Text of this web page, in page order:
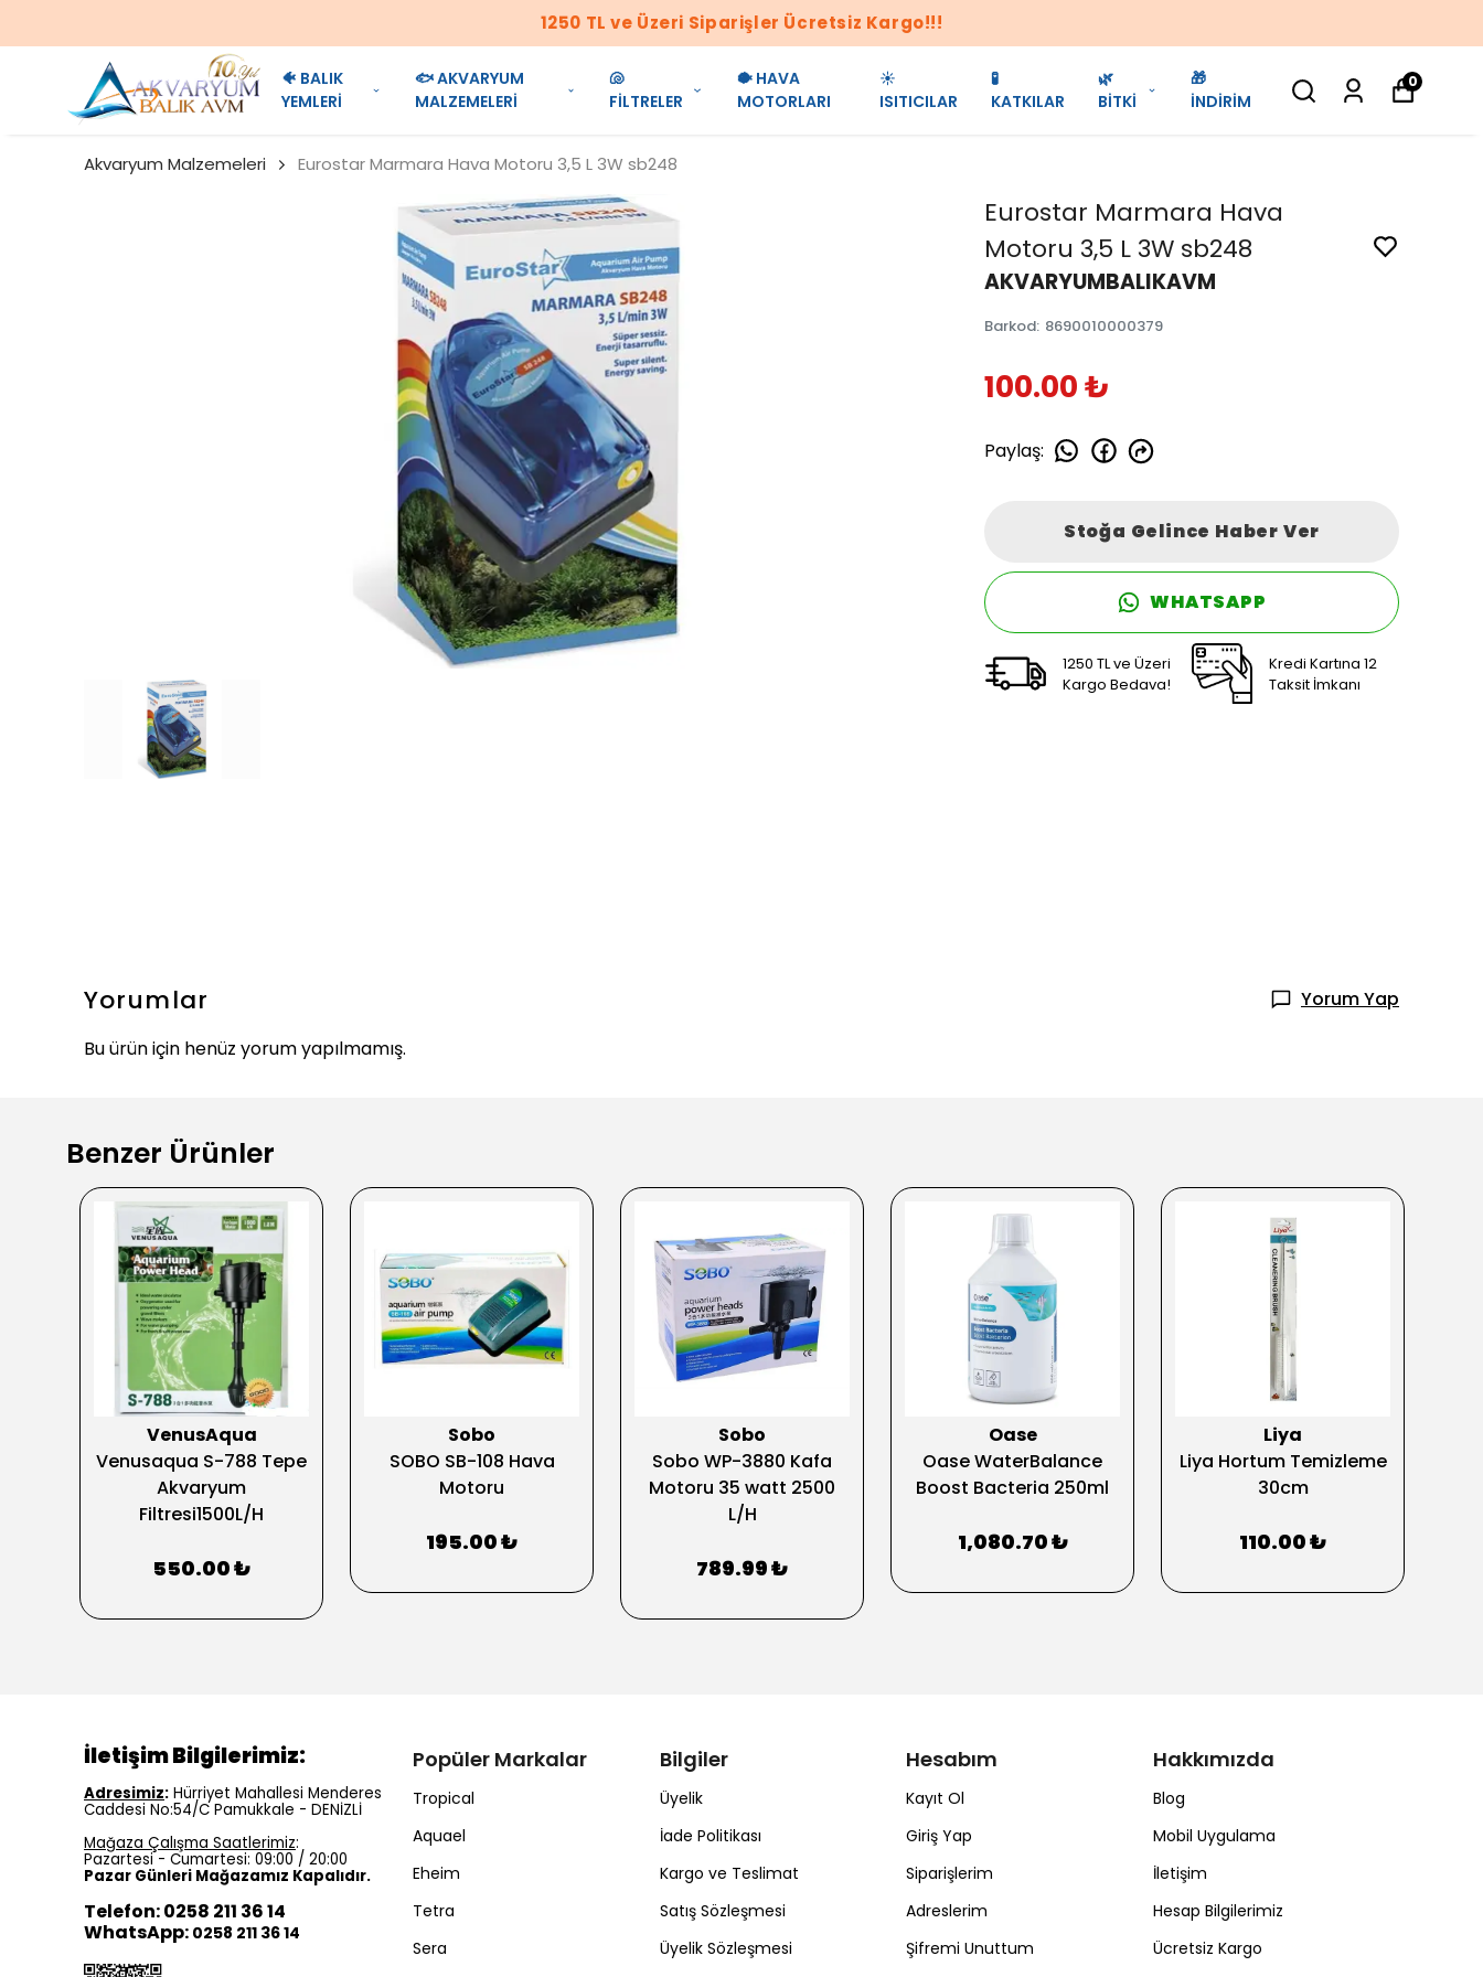
1250 TL ve Üzeri Siparişler Ücretsiz Kargo!!!
🐠 BALIK
YEMLERİ
🐟 AKVARYUM
MALZEMELERİ
🐚
FİLTRELER
🐡 HAVA
MOTORLARI
☀️
ISITICILAR
🧪
KATKILAR
🌿
BİTKİ
🎁
İNDİRİM
0
Akvaryum Malzemeleri Eurostar Marmara Hava Motoru 3,5 L 3W sb248
Eurostar Marmara Hava
Motoru 3,5 L 3W sb248
AKVARYUMBALIKAVM
Barkod: 8690010000379
100.00 ₺
Paylaş:
Stoğa Gelince Haber Ver
WHATSAPP
1250 TL ve Üzeri
Kargo Bedava!
Kredi Kartına 12
Taksit İmkanı
Yorumlar
Yorum Yap
Bu ürün için henüz yorum yapılmamış.
Benzer Ürünler
VenusAqua
Venusaqua S-788 Tepe
Akvaryum
Filtresi1500L/H
550.00 ₺
Sobo
SOBO SB-108 Hava
Motoru
195.00 ₺
Sobo
Sobo WP-3880 Kafa
Motoru 35 watt 2500
L/H
789.99 ₺
Oase
Oase WaterBalance
Boost Bacteria 250ml
1,080.70 ₺
Liya
Liya Hortum Temizleme
30cm
110.00 ₺
Popüler Markalar
Tropical
Aquael
Eheim
Tetra
Sera
Bilgiler
Üyelik
İade Politikası
Kargo ve Teslimat
Satış Sözleşmesi
Üyelik Sözleşmesi
Hesabım
Kayıt Ol
Giriş Yap
Siparişlerim
Adreslerim
Şifremi Unuttum
Hakkımızda
Blog
Mobil Uygulama
İletişim
Hesap Bilgilerimiz
Ücretsiz Kargo
İletişim Bilgilerimiz:
Adresimiz: Hürriyet Mahallesi Menderes
Caddesi No:54/C Pamukkale - DENİZLİ
Mağaza Çalışma Saatlerimiz:
Pazartesi - Cumartesi: 09:00 / 20:00
Pazar Günleri Mağazamız Kapalıdır.
Telefon: 0258 211 36 14
WhatsApp: 0258 211 36 14